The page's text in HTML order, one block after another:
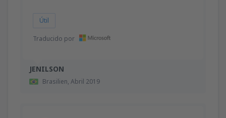
JENILSON
Brasilien, Abril 2019
Útil
Traducido por